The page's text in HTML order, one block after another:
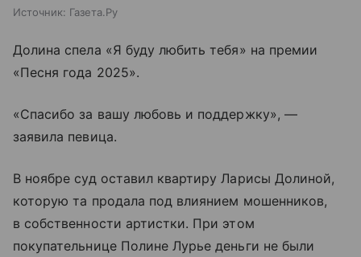
Источник: Газета.Ру
Долина спела «Я буду любить тебя» на премии
«Песня года 2025».
«Спасибо за вашу любовь и поддержку», —
заявила певица.
В ноябре суд оставил квартиру Ларисы Долиной,
которую та продала под влиянием мошенников,
в собственности артистки. При этом
покупательнице Полине Лурье деньги не были